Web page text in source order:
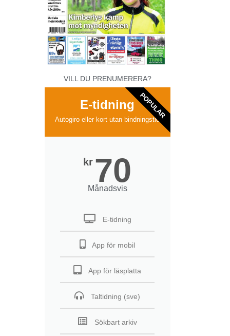
VILL DU PRENUMERERA?
E-tidning
Autogiro eller kort utan bindningstid
kr 70
Månadsvis
E-tidning
App för mobil
App för läsplatta
Taltidning (sve)
Sökbart arkiv
POPULAR